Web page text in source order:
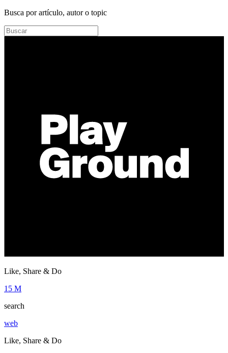
Busca por artículo, autor o topic
Like, Share & Do
15 M
search
web
Like, Share & Do